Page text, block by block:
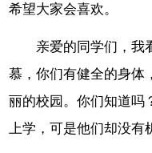
希望大家会喜欢。
亲爱的同学们，我
慕，你们有健全的身体
丽的校园。你们知道吗
上学，可是他们却没有